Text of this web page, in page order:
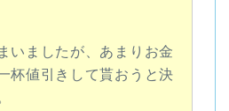
いましたが、あまりお金
杯値引きして貰おうと決